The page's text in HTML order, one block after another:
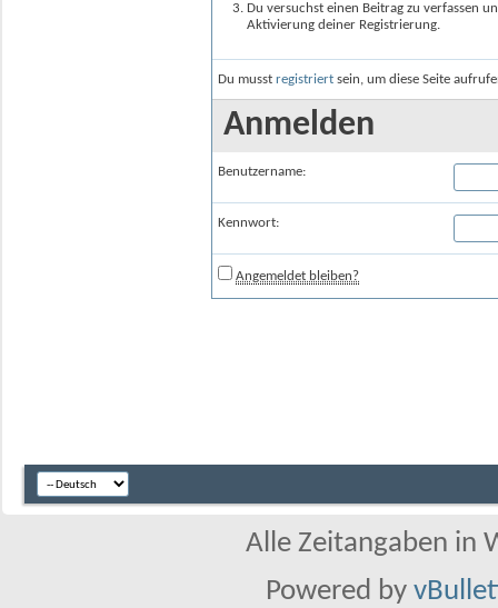
Du versuchst einen Beitrag zu verfassen
Aktivierung deiner Registrierung.
Du musst registriert sein, um diese Seite
Anmelden
Benutzername:
Kennwort:
Angemeldet bleiben?
Alle Zeitangaben in
Powered by